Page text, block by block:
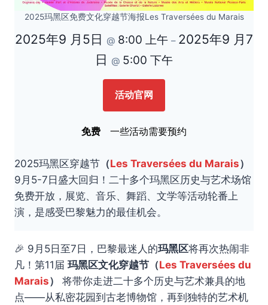
2025玛黑区免费文化穿越节海报Les Traversées du Marais
2025年9 月5日 @ 8:00 上午 – 2025年9 月7
日 @ 5:00 下午
活动官网
免费 一些活动需要预约
2025玛黑区穿越节 （Les Traversées du Marais）
9月5-7日盛大回归！二十多个玛黑区历史与艺术场馆
免费开放，展览、音乐、舞蹈、文学等活动轮番上
演，是感受巴黎魅力的最佳机会。
🎉 9月5日至7日，巴黎最迷人的玛黑区将再次热闹非
凡！第11届 玛黑区文化穿越节（Les Traversées du
Marais）
将带你走进二十多个历史与艺术兼具的地
点——从私密花园到古老博物馆，再到独特的艺术机